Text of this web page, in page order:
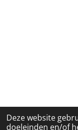
Deze website
doeleinden en/of